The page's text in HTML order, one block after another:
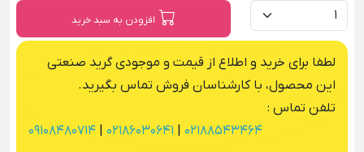
افزودن به سبد خرید
لطفا برای خرید و اطلاع از قیمت و موجودی گرید صنعتی
این محصول، با کارشناسان فروش تماس بگیرید.
تلفن تماس :
02188543464
02186030641
09108480714